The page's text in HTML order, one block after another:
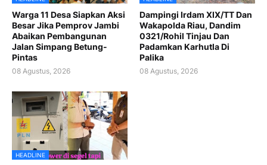
Warga 11 Desa Siapkan Aksi
Besar Jika Pemprov Jambi
Abaikan Pembangunan
Jalan Simpang Betung-
Pintas
08 Agustus, 2026
Dampingi Irdam XIX/TT Dan
Wakapolda Riau, Dandim
0321/Rohil Tinjau Dan
Padamkan Karhutla Di
Palika
08 Agustus, 2026
HEADLINE